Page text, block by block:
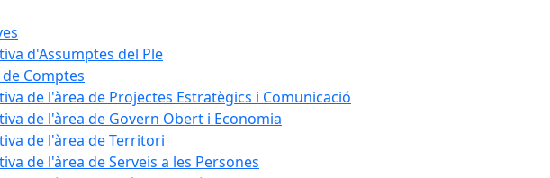
d'Assumptes del Ple
Comptes
de l'àrea de Projectes Estratègics i Comunicació
de l'àrea de Govern Obert i Economia
de l'àrea de Territori
de l'àrea de Serveis a les Persones